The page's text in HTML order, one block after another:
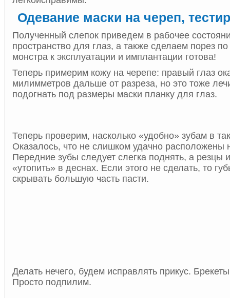
Одевание маски на череп,
Полученный слепок приведем в рабочее
пространство для глаз, а также сделаем порез
монстра к эксплуатации и имплантации готова!
Теперь примерим кожу на черепе: правый глаз
милимметров дальше от разреза, но это тоже
подогнать под размеры маски планку для глаз.
Теперь проверим, насколько «удобно» зубам в
Оказалось, что не слишком удачно расположены
Передние зубы следует слегка поднять, а резцы
«утопить» в деснах. Если этого не сделать, то
скрывать большую часть пасти.
Делать нечего, будем исправлять прикус.
Просто подпилим.